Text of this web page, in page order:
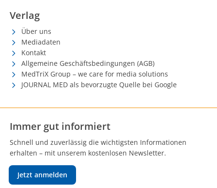
Verlag
Über uns
Mediadaten
Kontakt
Allgemeine Geschäftsbedingungen (AGB)
MedTriX Group – we care for media solutions
JOURNAL MED als bevorzugte Quelle bei Google
Immer gut informiert
Schnell und zuverlässig die wichtigsten Informationen
erhalten – mit unserem kostenlosen Newsletter.
Jetzt anmelden